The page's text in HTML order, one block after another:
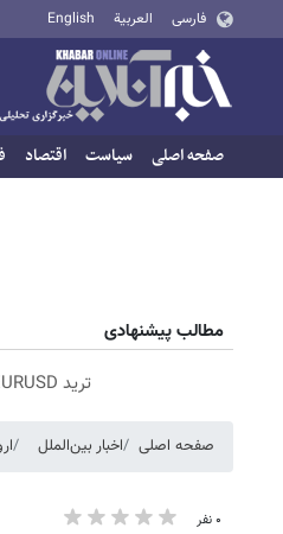
فارسی العربية English
صفحه اصلی سیاست اقتصاد
مطالب پیشنهادی
ترید EURUSD با اسپرد از صفر پیپ
صفحه اصلی اخبار بین‌الملل
۰ نفر